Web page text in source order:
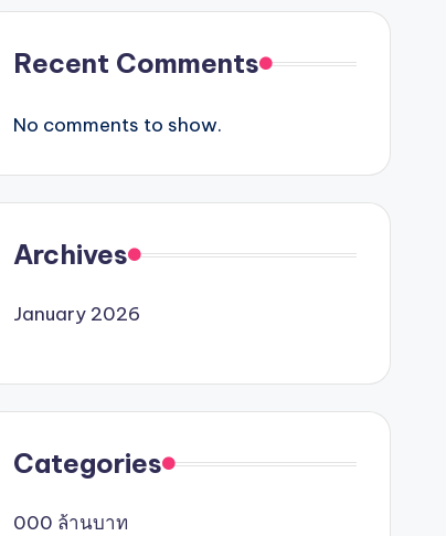
Recent Comments
No comments to show.
Archives
January 2026
Categories
000 ล้านบาท